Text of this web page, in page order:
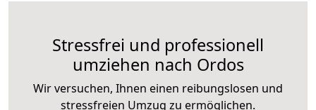
Stressfrei und professionell
umziehen nach Ordos
Wir versuchen, Ihnen einen reibungslosen und
stressfreien Umzug zu ermöglichen.